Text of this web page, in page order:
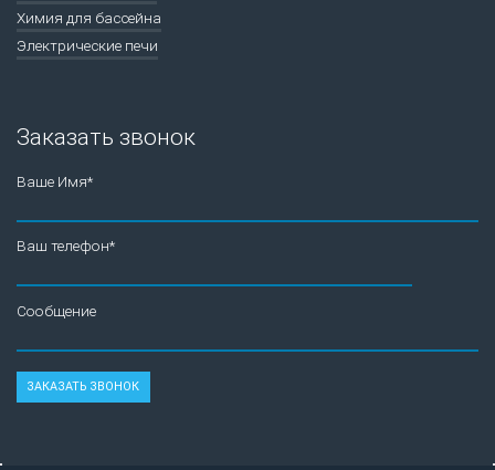
Химия для бассейна
Электрические печи
Заказать звонок
Ваше Имя*
Ваш телефон*
Сообщение